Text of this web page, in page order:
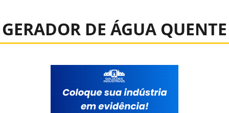
GERADOR DE ÁGUA QUENTE